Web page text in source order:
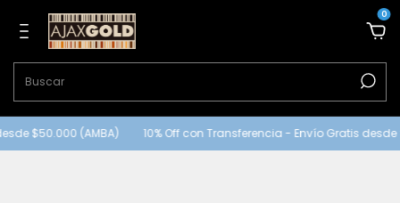
0
$50.000 (AMBA) 10% Off con Transferencia - Envío Gratis desde